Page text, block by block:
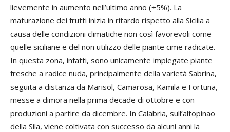
lievemente in aumento nell’ultimo anno (+5%). La
maturazione dei frutti inizia in ritardo rispetto alla Sicilia a
causa delle condizioni climatiche non così favorevoli come
quelle siciliane e del non utilizzo delle piante cime radicate.
In questa zona, infatti, sono unicamente impiegate piante
fresche a radice nuda, principalmente della varietà Sabrina,
seguita a distanza da Marisol, Camarosa, Kamila e Fortuna,
messe a dimora nella prima decade di ottobre e con
produzioni a partire da dicembre. In Calabria, sull’altopinao
della Sila, viene coltivata con successo da alcuni anni la